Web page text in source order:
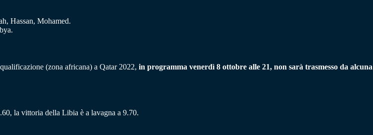
Hassan, Mohamed.
(zona africana) a Qatar 2022, in programma venerdì 8 ottobre alle 21, non sarà trasmesso da alcuna
la vittoria della Libia è a lavagna a 9.70.